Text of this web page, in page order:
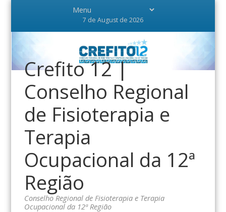
7 de August de 2026
Crefito 12 |
Conselho Regional
de Fisioterapia e
Terapia
Ocupacional da 12ª
Região
Conselho Regional de Fisioterapia e Terapia
Ocupacional da 12ª Região